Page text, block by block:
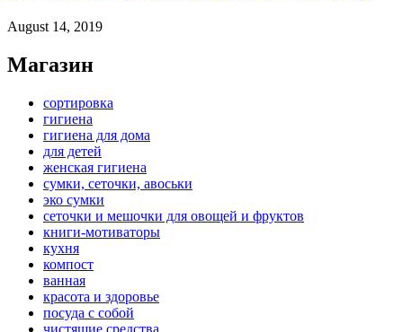
August 14, 2019
Магазин
сортировка
гигиена
гигиена для дома
для детей
женская гигиена
сумки, сеточки, авоськи
эко сумки
сеточки и мешочки для овощей и фруктов
книги-мотиваторы
кухня
компост
ванная
красота и здоровье
посуда с собой
чистящие средства